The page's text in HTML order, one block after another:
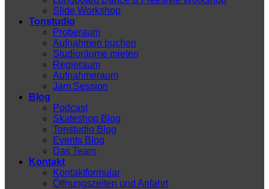
Slide Workshop
Tonstudio
Proberaum
Aufnahmen buchen
Studioräume mieten
Regieraum
Aufnahmeraum
Jam Session
Blog
Podcast
Skateshop Blog
Tonstudio Blog
Events Blog
Das Team
Kontakt
Kontaktformular
Öffnungszeiten und Anfahrt